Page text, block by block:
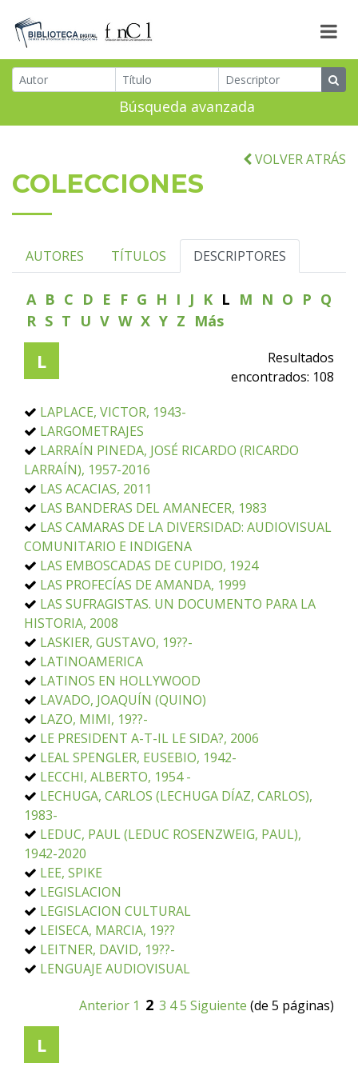
Búsqueda avanzada
VOLVER ATRÁS
COLECCIONES
AUTORES TÍTULOS DESCRIPTORES
A B C D E F G H I J K L M N O P Q
R S T U V W X Y Z Más
L
Resultados
encontrados: 108
LAPLACE, VICTOR, 1943-
LARGOMETRAJES
LARRAÍN PINEDA, JOSÉ RICARDO (RICARDO
LARRAÍN), 1957-2016
LAS ACACIAS, 2011
LAS BANDERAS DEL AMANECER, 1983
LAS CAMARAS DE LA DIVERSIDAD: AUDIOVISUAL
COMUNITARIO E INDIGENA
LAS EMBOSCADAS DE CUPIDO, 1924
LAS PROFECÍAS DE AMANDA, 1999
LAS SUFRAGISTAS. UN DOCUMENTO PARA LA
HISTORIA, 2008
LASKIER, GUSTAVO, 19??-
LATINOAMERICA
LATINOS EN HOLLYWOOD
LAVADO, JOAQUÍN (QUINO)
LAZO, MIMI, 19??-
LE PRESIDENT A-T-IL LE SIDA?, 2006
LEAL SPENGLER, EUSEBIO, 1942-
LECCHI, ALBERTO, 1954 -
LECHUGA, CARLOS (LECHUGA DÍAZ, CARLOS),
1983-
LEDUC, PAUL (LEDUC ROSENZWEIG, PAUL),
1942-2020
LEE, SPIKE
LEGISLACION
LEGISLACION CULTURAL
LEISECA, MARCIA, 19??
LEITNER, DAVID, 19??-
LENGUAJE AUDIOVISUAL
Anterior 1 2 3 45 Siguiente (de 5 páginas)
L